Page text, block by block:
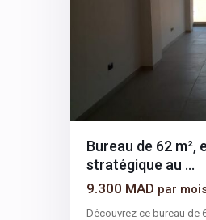
Bureau de 62 m²,
stratégique au ...
9.300 MAD par
Découvrez ce bureau de